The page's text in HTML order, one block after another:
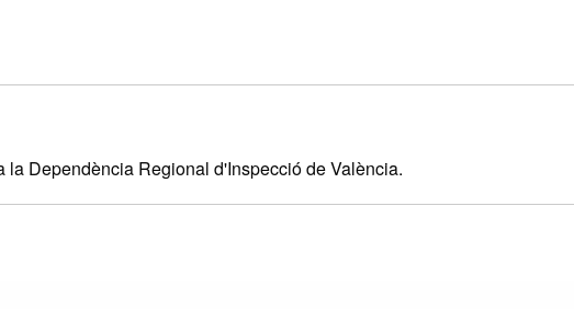
Dependència Regional d'Inspecció de València.